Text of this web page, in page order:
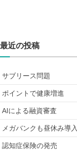
最近の投稿
サブリース問題
ポイントで健康増進
AIによる融資審査
メガバンクも昼休み導入
認知症保険の発売